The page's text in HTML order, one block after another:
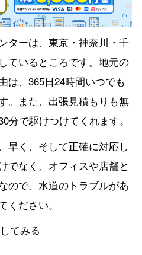
ターは、東京・神奈川・千
ているところです。地元の
は、365日24時間いつでも
。また、出張見積もりも無
分で駆けつけてくれます。
早く、そして正確に対応し
でなく、オフィスや店舗と
ので、水道のトラブルがあ
ください。
てみる